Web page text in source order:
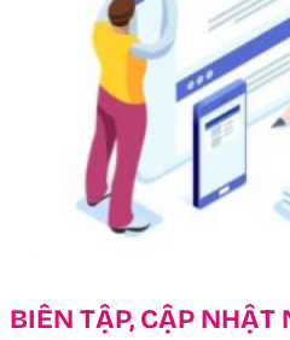
BIÊN TẬP, CẬP NHẬT